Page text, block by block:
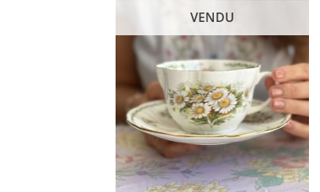
VENDU